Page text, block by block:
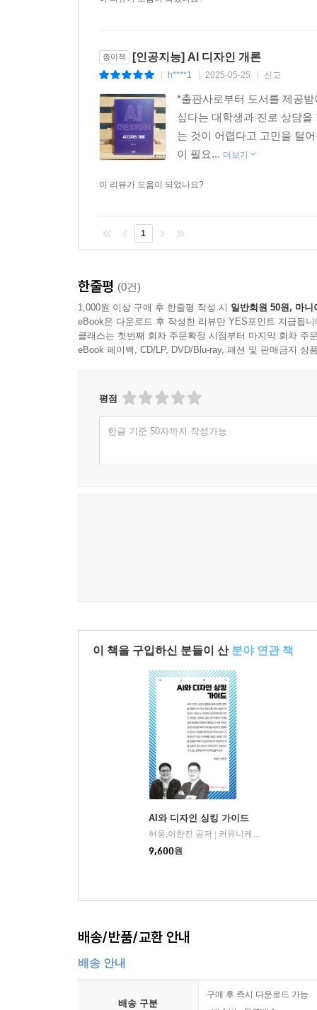
· 실제 응용 분야
3.4. 영상 및 미디어 콘텐츠
· 영상 및 미디어 콘텐츠의 이해
· AI 기반 영상 제작 및 편집 기술
· 실제 응용 분야
3.5. UX/UI 디자인
· AI 기반 UX/UI 구현 기술
3.6. 패션 디자인
· 패션 디자인의 이해
· 실제 응용 분야
3.7. 예술 및 창작
· AI가 예술 및 창작에 미치는 영향
· AI 기반 예술 및 창작 기법
· 예술 및 창작의 미래
4. AI 디자인 도구와 플랫폼
· AI 디자인 도구의 종류 및 분류
· 최신 기술 동향 및 발전 방향
AI 디자인의 미래 전망
1. AI 디자인의 사회적 문제와 극복 방안
1.1. 창작물의 저작권 및 소유권
· AI 창작물의 개념과 범위
· AI 디자인 저작권 및 소유권 분쟁
· AI 디자인 소유권 관리 방안
1.2. 데이터 편향성
· 데이터 편향성의 원인 및 유형
· 데이터 편향성이 디자인에 미치는 영향
· 데이터 편향성 극복을 위한 전략과 기술
1.3. 기술적, 사회적 문제
2. AI와 디자인의 미래
2.1. AI 디자인의 발전 전망
· AI 디자인 패러다임으로의 전환
종이책 [인공지능] AI 디자인 개론
h****1 2025-05-25 신고
*출판사로부터 도서를 제공
싶다는 대학생과 진로 상담
는 것이 어렵다고 고민을 털
이 필요... 더보기
이 리뷰가 도움이 되었나요?
1
한줄평 (0건)
1,000원 이상 구매 후 한줄평 작성 시 일반회원 50원, 마니
eBook은 다운로드 후 작성한 리뷰만 YES포인트 지급됩니
클래스는 첫번째 회차 주문확정 시점부터 마지막 회차 주
eBook 페이백, CD/LP, DVD/Blu-ray, 패션 및 판매금지 상
평점
한글 기준 50자까지 작성가능
이 책을 구입하신 분들이 산 분야 연관 책
AI와 디자인 싱킹 가이드
허웅,이한진 공저 | 커뮤니케이션북스
9,600원
배송/반품/교환 안내
배송 안내
배송 구분
구매 후 즉시 다운로드 가능